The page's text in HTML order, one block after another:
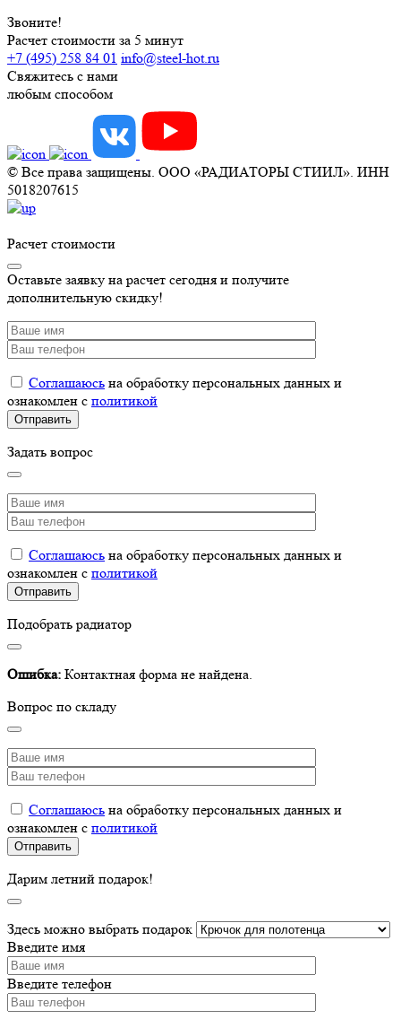
Звоните!
Расчет стоимости за 5 минут
+7 (495) 258 84 01 info@steel-hot.ru
Свяжитесь с нами
любым способом
© Все права защищены. ООО «РАДИАТОРЫ СТИИЛ». ИНН
5018207615
Расчет стоимости
Оставьте заявку на расчет сегодня и получите
дополнительную скидку!
Соглашаюсь на обработку персональных данных и
ознакомлен с политикой
Задать вопрос
Соглашаюсь на обработку персональных данных и
ознакомлен с политикой
Подобрать радиатор
Ошибка: Контактная форма не найдена.
Вопрос по складу
Соглашаюсь на обработку персональных данных и
ознакомлен с политикой
Дарим летний подарок!
Здесь можно выбрать подарок
Введите имя
Введите телефон